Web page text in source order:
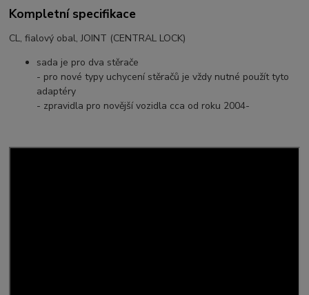
Kompletní specifikace
CL, fialový obal, JOINT (CENTRAL LOCK)
sada je pro dva stěrače
- pro nové typy uchycení stěračů je vždy nutné použít tyto
adaptéry
- zpravidla pro novější vozidla cca od roku 2004-